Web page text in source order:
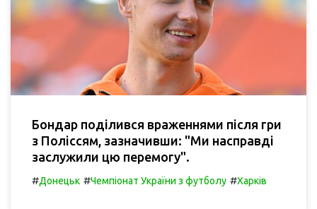
Бондар поділився враженнями після гри
з Поліссям, зазначивши: "Ми насправді
заслужили цю перемогу".
#Донецьк #Чемпіонат України з футболу #Харків